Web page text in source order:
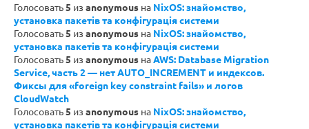
Голосовать5 из anonymous на NixOS: знайомство,
установка пакетів та конфігурація системи
Голосовать5 из anonymous на NixOS: знайомство,
установка пакетів та конфігурація системи
Голосовать5 из anonymous наAWS: Database Migration
Service, часть 2 — нет AUTO_INCREMENT и индексов.
Фиксы для «foreign key constraint fails» и логов
CloudWatch
Голосовать5 из anonymous на NixOS: знайомство,
установка пакетів та конфігурація системи